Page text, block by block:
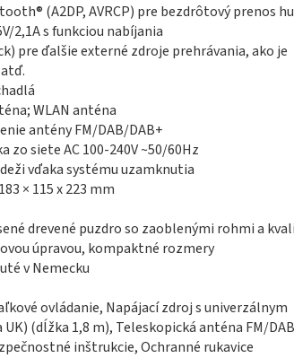
(A2DP, AVRCP) pre bezdrôtový prenos
2,1A s funkciou nabíjania
pre ďalšie externé zdroje prehrávania, ako je
WLAN anténa
antény FM/DAB/DAB+
zo siete AC 100-240V ~50/60Hz
vďaka systému uzamknutia
× 115 x 223 mm
drevené puzdro so zaoblenými rohmi a
úpravou, kompaktné rozmery
v Nemecku
ovládanie, Napájací zdroj s univerzálnym
(dĺžka 1,8 m), Teleskopická anténa FM/
inštrukcie, Ochranné rukavice